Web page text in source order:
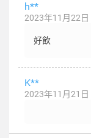
h**
2023年11月22日
好飲
K**
2023年11月21日